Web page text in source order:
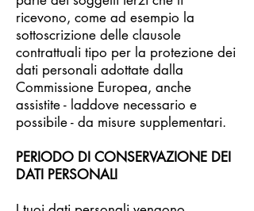
ricevono, come ad esempio la
sottoscrizione delle clausole
contrattuali tipo per la protezione dei
dati personali adottate dalla
Commissione Europea, anche
assistite - laddove necessario e
possibile - da misure supplementari.
PERIODO DI CONSERVAZIONE DEI
DATI PERSONALI